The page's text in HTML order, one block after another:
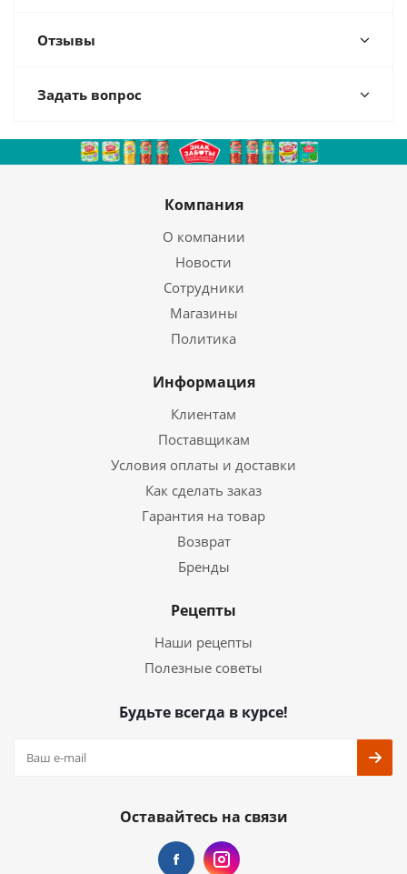
Отзывы
Задать вопрос
Компания
О компании
Новости
Сотрудники
Магазины
Политика
Информация
Клиентам
Поставщикам
Условия оплаты и доставки
Как сделать заказ
Гарантия на товар
Возврат
Бренды
Рецепты
Наши рецепты
Полезные советы
Будьте всегда в курсе!
Оставайтесь на связи